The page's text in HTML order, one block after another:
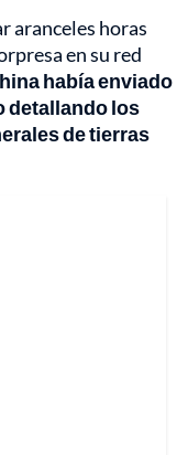
aranceles horas
en su red
había enviado
detallando los
de tierras